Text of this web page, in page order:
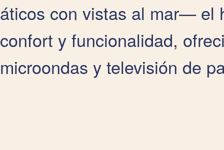
áticos con vistas al mar— el
confort y funcionalidad,
microondas y televisión de